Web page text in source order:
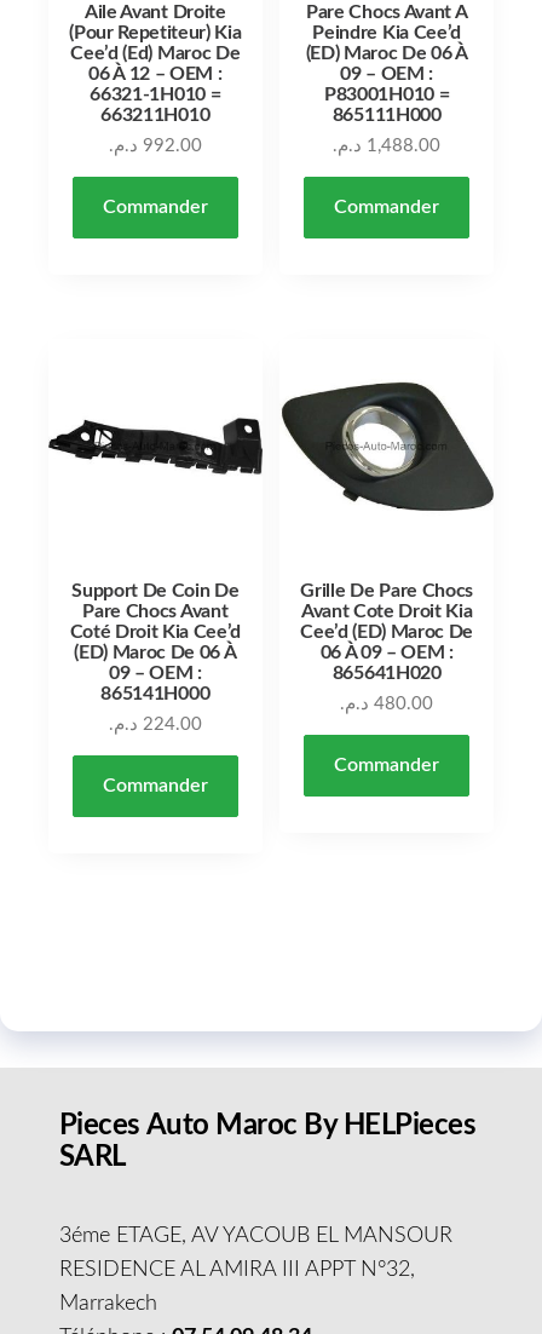
Aile Avant Droite
(Pour Repetiteur) Kia
Cee’d (Ed) Maroc De
06 À 12 – OEM :
66321-1H010 =
663211H010
992.00 د.م.
Commander
Pare Chocs Avant A
Peindre Kia Cee’d
(ED) Maroc De 06 À
09 – OEM :
P83001H010 =
865111H000
1,488.00 د.م.
Commander
Support De Coin De
Pare Chocs Avant
Coté Droit Kia Cee’d
(ED) Maroc De 06 À
09 – OEM :
865141H000
224.00 د.م.
Commander
Grille De Pare Chocs
Avant Cote Droit Kia
Cee’d (ED) Maroc De
06 À 09 – OEM :
865641H020
480.00 د.م.
Commander
Pieces Auto Maroc By HELPieces
SARL
3éme ETAGE, AV YACOUB EL MANSOUR
RESIDENCE AL AMIRA III APPT N°32,
Marrakech